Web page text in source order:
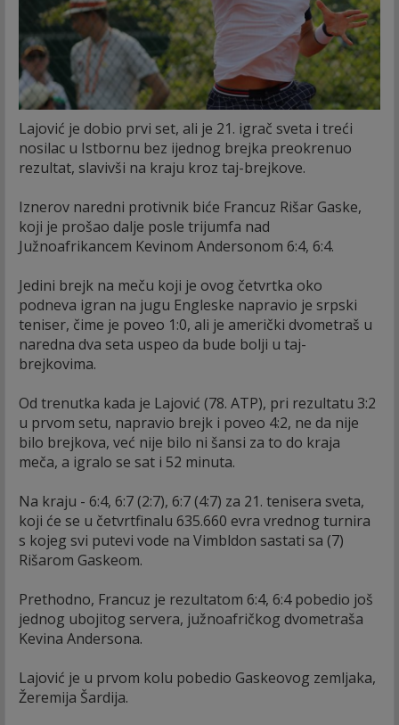
Lajović je dobio prvi set, ali je 21. igrač sveta i treći
nosilac u Istbornu bez ijednog brejka preokrenuo
rezultat, slavivši na kraju kroz taj-brejkove.
Iznerov naredni protivnik biće Francuz Rišar Gaske,
koji je prošao dalje posle trijumfa nad
Južnoafrikancem Kevinom Andersonom 6:4, 6:4.
Jedini brejk na meču koji je ovog četvrtka oko
podneva igran na jugu Engleske napravio je srpski
teniser, čime je poveo 1:0, ali je američki dvometraš u
naredna dva seta uspeo da bude bolji u taj-
brejkovima.
Od trenutka kada je Lajović (78. ATP), pri rezultatu 3:2
u prvom setu, napravio brejk i poveo 4:2, ne da nije
bilo brejkova, već nije bilo ni šansi za to do kraja
meča, a igralo se sat i 52 minuta.
Na kraju - 6:4, 6:7 (2:7), 6:7 (4:7) za 21. tenisera sveta,
koji će se u četvrtfinalu 635.660 evra vrednog turnira
s kojeg svi putevi vode na Vimbldon sastati sa (7)
Rišarom Gaskeom.
Prethodno, Francuz je rezultatom 6:4, 6:4 pobedio još
jednog ubojitog servera, južnoafričkog dvometraša
Kevina Andersona.
Lajović je u prvom kolu pobedio Gaskeovog zemljaka,
Žeremija Šardija.